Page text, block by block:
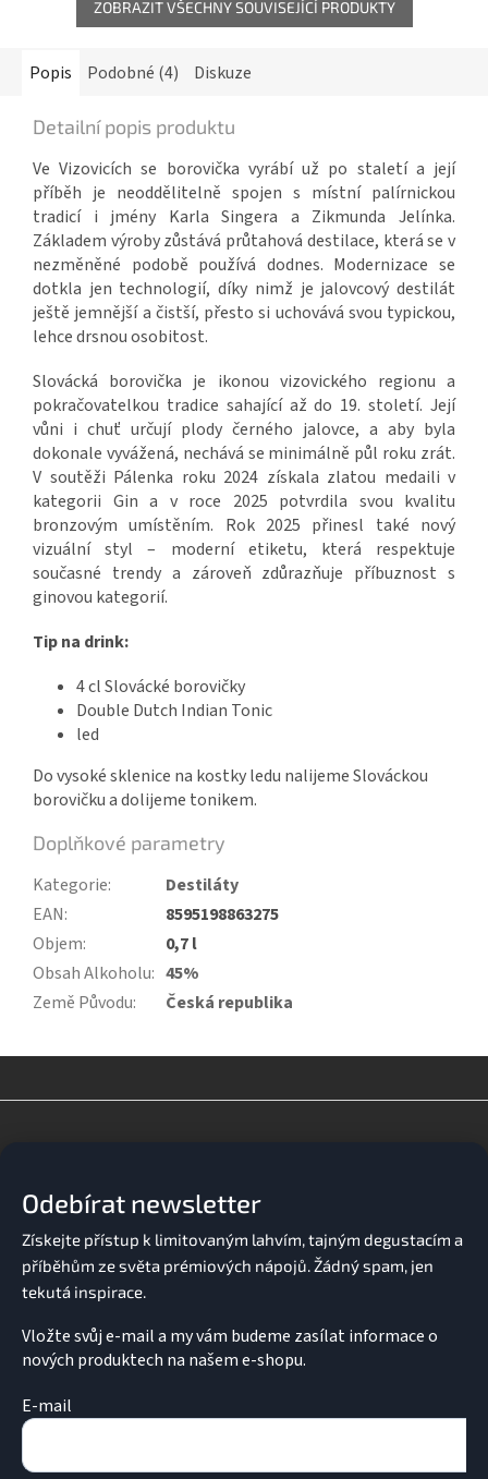
ZOBRAZIT VŠECHNY SOUVISEJÍCÍ PRODUKTY
Popis Podobné (4) Diskuze
Detailní popis produktu
Ve Vizovicích se borovička vyrábí už po staletí a její
příběh je neoddělitelně spojen s místní palírnickou
tradicí i jmény Karla Singera a Zikmunda Jelínka.
Základem výroby zůstává průtahová destilace, která se v
nezměněné podobě používá dodnes. Modernizace se
dotkla jen technologií, díky nimž je jalovcový destilát
ještě jemnější a čistší, přesto si uchovává svou typickou,
lehce drsnou osobitost.
Slovácká borovička je ikonou vizovického regionu a
pokračovatelkou tradice sahající až do 19. století. Její
vůni i chuť určují plody černého jalovce, a aby byla
dokonale vyvážená, nechává se minimálně půl roku zrát.
V soutěži Pálenka roku 2024 získala zlatou medaili v
kategorii Gin a v roce 2025 potvrdila svou kvalitu
bronzovým umístěním. Rok 2025 přinesl také nový
vizuální styl – moderní etiketu, která respektuje
současné trendy a zároveň zdůrazňuje příbuznost s
ginovou kategorií.
Tip na drink:
4 cl Slovácké borovičky
Double Dutch Indian Tonic
led
Do vysoké sklenice na kostky ledu nalijeme Slováckou
borovičku a dolijeme tonikem.
Doplňkové parametry
Kategorie:
Destiláty
EAN:
8595198863275
Objem:
0,7 l
Obsah Alkoholu: 45%
Země Původu: Česká republika
Odebírat newsletter
Vložte svůj e-mail a my vám budeme zasílat informace o
nových produktech na našem e-shopu.
E-mail